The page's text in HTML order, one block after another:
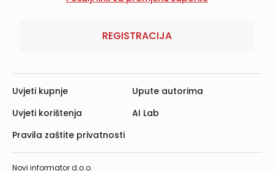
REGISTRACIJA
Novi informator d.o.o.
Uvjeti kupnje
Uvjeti korištenja
Pravila zaštite privatnosti
Upute autorima
AI Lab